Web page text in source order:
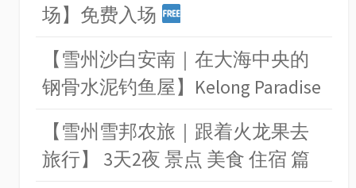
场】免费入场
【雪州沙白安南｜在大海中央的
钢骨水泥钓鱼屋】Kelong Paradise
【雪州雪邦农旅｜跟着火龙果去
旅行】 3天2夜 景点 美食 住宿 篇